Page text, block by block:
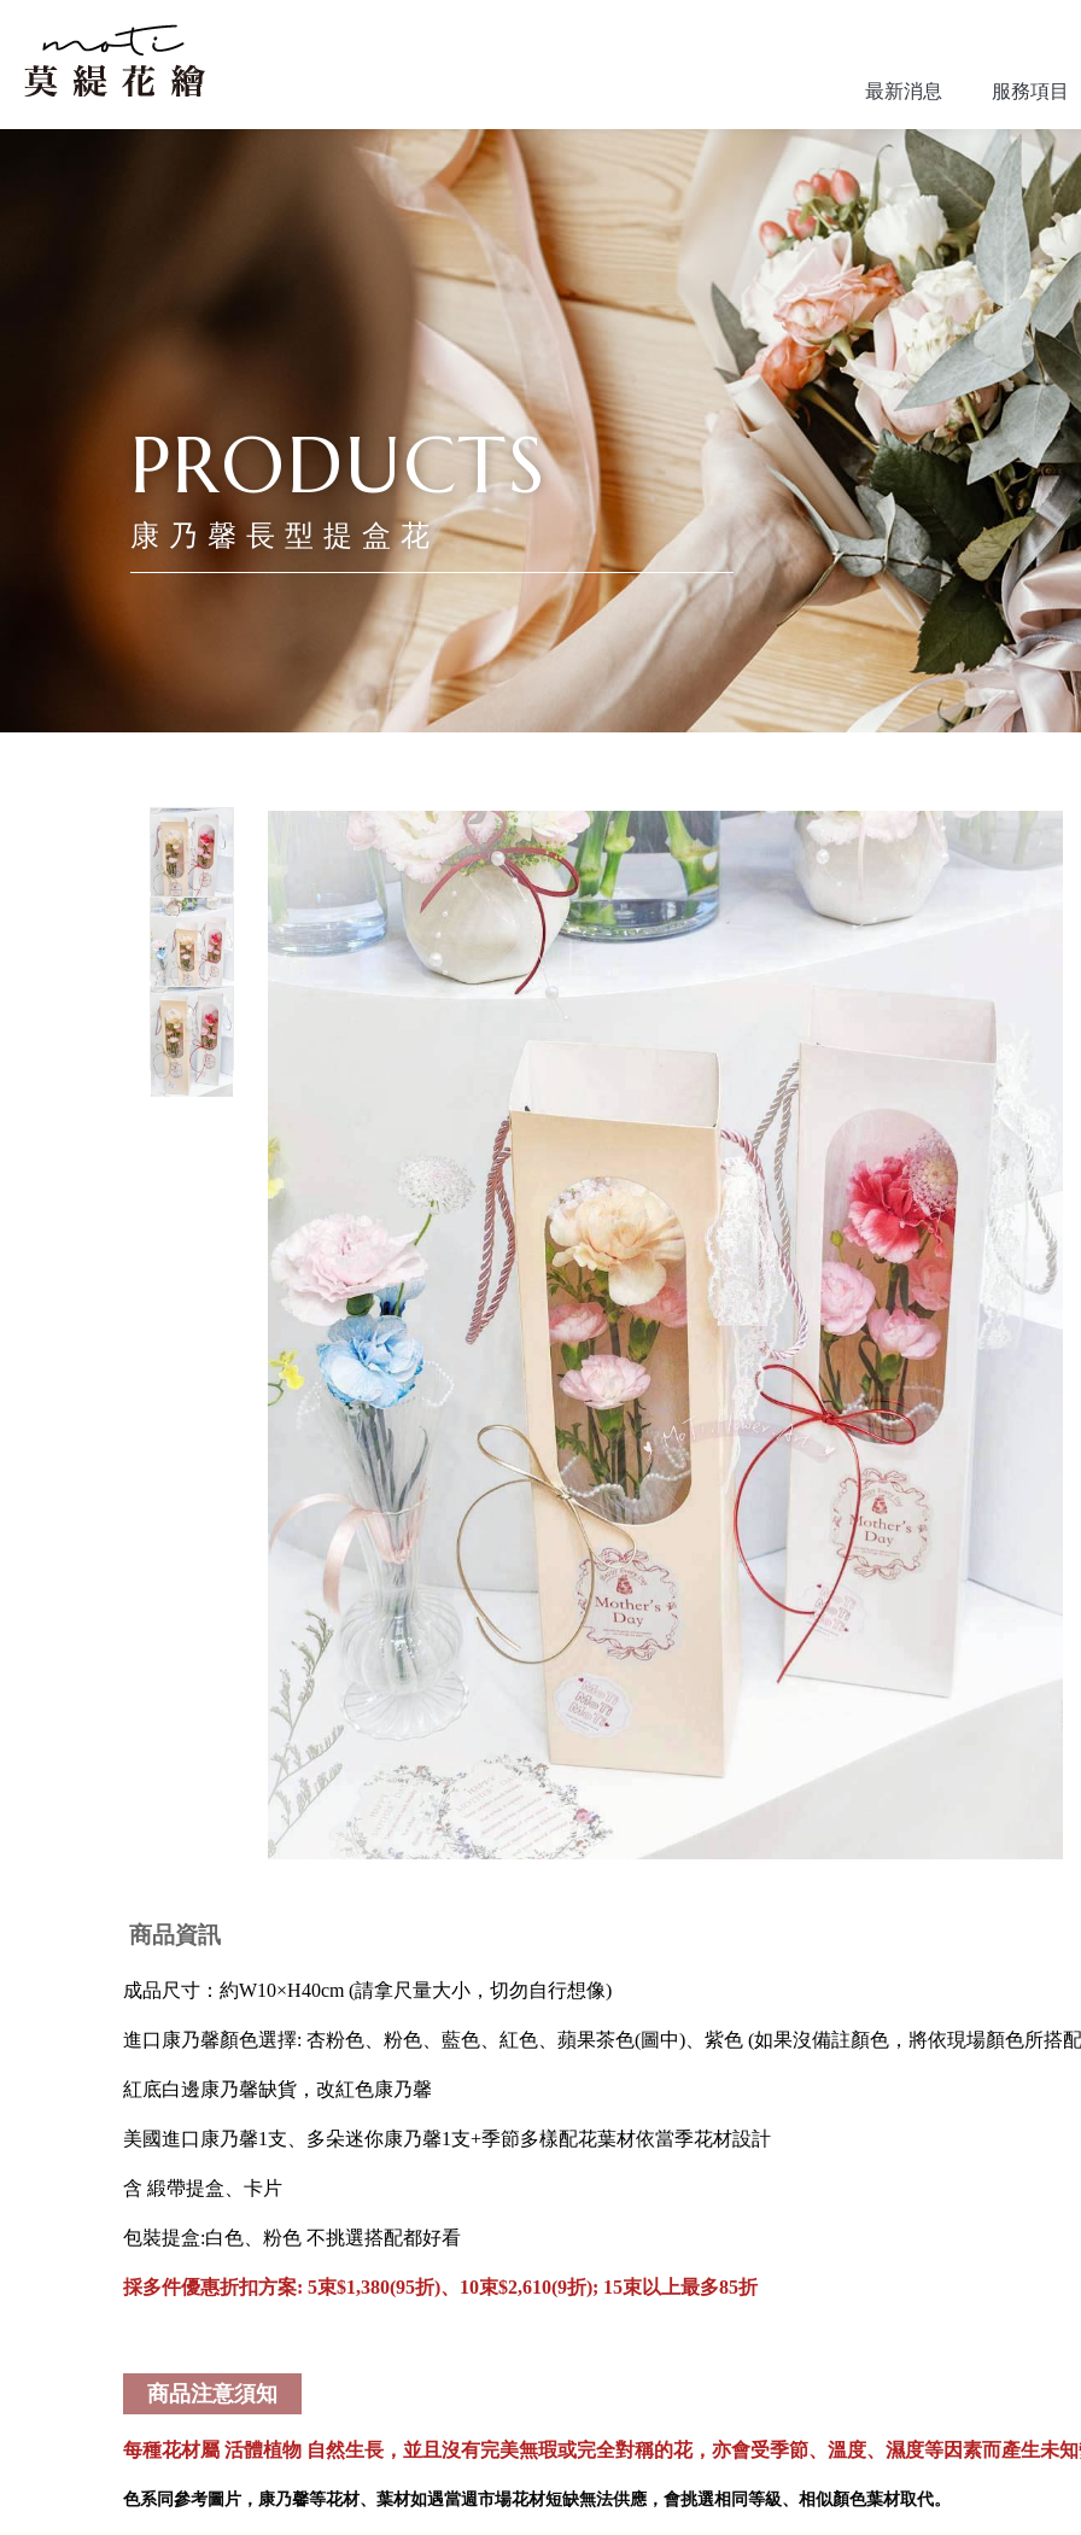
最新消息 服務項目
康乃馨長型提盒花
商品資訊
成品尺寸：約W10×H40cm (請拿尺量大小，切勿自行想像)
進口康乃馨顏色選擇: 杏粉色、粉色、藍色、紅色、蘋果茶色(圖中)、紫色 (如果沒備註顏色，將依現場顏色所搭
紅底白邊康乃馨缺貨，改紅色康乃馨
美國進口康乃馨1支、多朵迷你康乃馨1支+季節多樣配花葉材依當季花材設計
含 緞帶提盒、卡片
包裝提盒:白色、粉色 不挑選搭配都好看
採多件優惠折扣方案: 5束$1,380(95折)、10束$2,610(9折); 15束以上最多85折
商品注意須知
每種花材屬 活體植物 自然生長，並且沒有完美無瑕或完全對稱的花，亦會受季節、溫度、濕度等因素而產生未
色系同參考圖片，康乃馨等花材、葉材如遇當週市場花材短缺無法供應，會挑選相同等級、相似顏色葉材取代。